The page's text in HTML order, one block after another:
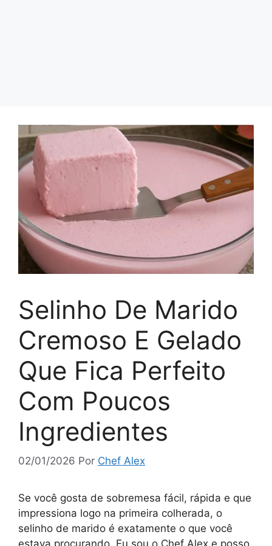
Selinho De Marido
Cremoso E Gelado
Que Fica Perfeito
Com Poucos
Ingredientes
02/01/2026 Por Chef Alex
Se você gosta de sobremesa fácil, rápida e que
impressiona logo na primeira colherada, o
selinho de marido é exatamente o que você